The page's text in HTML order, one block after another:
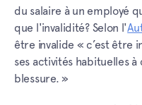
du salaire à un employé
que l'invalidité? Selon l'
être invalide « c’est être
ses activités habituelles à
blessure. »